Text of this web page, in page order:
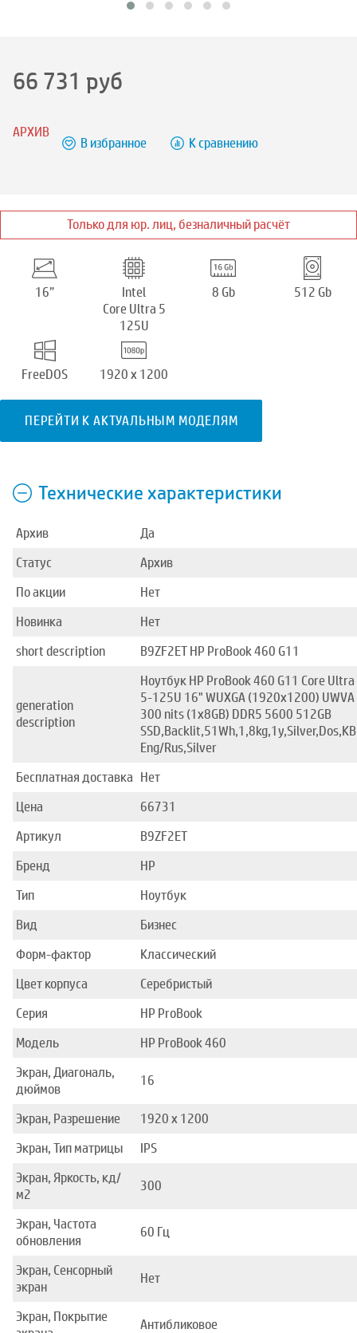
66 731 руб
АРХИВ
В избранное К сравнению
Только для юр. лиц, безналичный расчёт
16”
Intel
Core Ultra 5
125U
8 Gb 512 Gb
FreeDOS 1920 x 1200
ПЕРЕЙТИ К АКТУАЛЬНЫМ МОДЕЛЯМ
Технические характеристики
Архив
Да
Статус
Архив
По акции
Нет
Новинка
Нет
short description
B9ZF2ET HP ProBook 460 G11
generation
description
Ноутбук HP ProBook 460 G11 Core Ultra
5-125U 16" WUXGA (1920x1200) UWVA
300 nits (1x8GB) DDR5 5600 512GB
SSD,Backlit,51Wh,1,8kg,1y,Silver,Dos,KB
Eng/Rus,Silver
Бесплатная доставка Нет
Цена
66731
Артикул
B9ZF2ET
Бренд
HP
Тип
Ноутбук
Вид
Бизнес
Форм-фактор
Классический
Цвет корпуса
Серебристый
Серия
HP ProBook
Модель
HP ProBook 460
Экран, Диагональ,
дюймов
16
Экран, Разрешение
1920 x 1200
Экран, Тип матрицы
IPS
Экран, Яркость, кд/
м2
300
Экран, Частота
обновления
60 Гц
Экран, Сенсорный
экран
Нет
Экран, Покрытие
Антибликовое